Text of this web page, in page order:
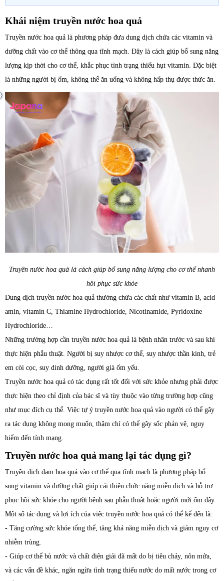
Khái niệm truyền nước hoa quả
Truyền nước hoa quả là phương pháp đưa dung dịch chứa các vitamin và
dưỡng chất vào cơ thể thông qua tĩnh mạch. Đây là cách giúp bổ sung năng
lượng kịp thời cho cơ thể, khắc phục tình trạng thiếu hụt vitamin. Đặc biệt
là những người bị ốm, không thể ăn uống và không hấp thụ được thức ăn.
Truyền nước hoa quả là cách giúp bổ sung năng lượng cho cơ thể nhanh
hồi phục sức khỏe
Dung dịch truyền nước hoa quả thường chứa các chất như vitamin B, acid
amin, vitamin C, Thiamine Hydrochloride, Nicotinamide, Pyridoxine
Hydrochloride…
Những trường hợp cần truyền nước hoa quả là bệnh nhân trước và sau khi
thực hiện phẫu thuật. Người bị suy nhược cơ thể, suy nhược thần kinh, trẻ
em còi cọc, suy dinh dưỡng, người già ốm yếu.
Truyền nước hoa quả có tác dụng rất tốt đối với sức khỏe nhưng phải được
thực hiện theo chỉ định của bác sĩ và tùy thuộc vào từng trường hợp cũng
như mục đích cụ thể. Việc tự ý truyền nước hoa quả vào người có thể gây
ra tác dụng không mong muốn, thậm chí có thể gây sốc phản vệ, nguy
hiểm đến tính mạng.
Truyền nước hoa quả mang lại tác dụng gì?
Truyền dịch đạm hoa quả vào cơ thể qua tĩnh mạch là phương pháp bổ
sung vitamin và dưỡng chất giúp cải thiện chức năng miễn dịch và hỗ trợ
phục hồi sức khỏe cho người bệnh sau phẫu thuật hoặc người mới ốm dậy.
Một số tác dụng và lợi ích của việc truyền nước hoa quả có thể kể đến là:
- Tăng cường sức khỏe tổng thể, tăng khả năng miễn dịch và giảm nguy cơ
nhiễm trùng.
- Giúp cơ thể bù nước và chất điện giải đã mất do bị tiêu chảy, nôn mửa,
và các vấn đề khác, ngăn ngừa tình trạng thiếu nước do mất nước trong cơ